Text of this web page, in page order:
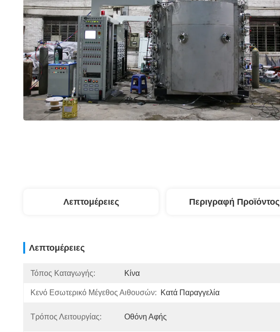
Λεπτομέρειες Περιγραφή Προϊόντος
Λεπτομέρειες
Τόπος Καταγωγής: Κίνα
Κενό Εσωτερικό Μέγεθος Αιθουσών: Κατά Παραγγελία
Τρόπος Λειτουργίας: Οθόνη Αφής